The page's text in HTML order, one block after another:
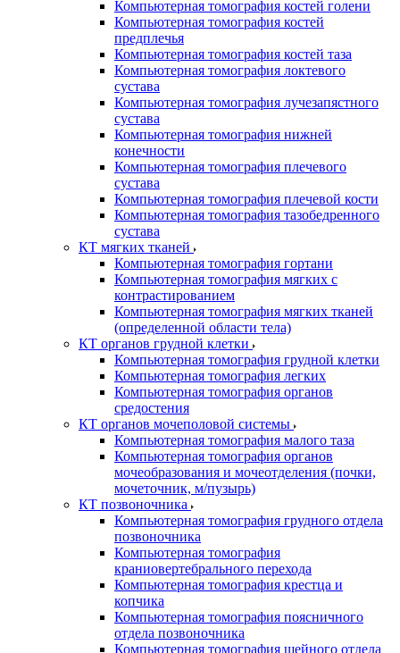
Компьютерная томография костей голени
Компьютерная томография костей
предплечья
Компьютерная томография костей таза
Компьютерная томография локтевого
сустава
Компьютерная томография лучезапястного
сустава
Компьютерная томография нижней
конечности
Компьютерная томография плечевого
сустава
Компьютерная томография плечевой кости
Компьютерная томография тазобедренного
сустава
КТ мягких тканей
Компьютерная томография гортани
Компьютерная томография мягких с
контрастированием
Компьютерная томография мягких тканей
(определенной области тела)
КТ органов грудной клетки
Компьютерная томография грудной клетки
Компьютерная томография легких
Компьютерная томография органов
средостения
КТ органов мочеполовой системы
Компьютерная томография малого таза
Компьютерная томография органов
мочеобразования и мочеотделения (почки,
мочеточник, м/пузырь)
КТ позвоночника
Компьютерная томография грудного отдела
позвоночника
Компьютерная томография
краниовертебрального перехода
Компьютерная томография крестца и
копчика
Компьютерная томография поясничного
отдела позвоночника
Компьютерная томография шейного отдела